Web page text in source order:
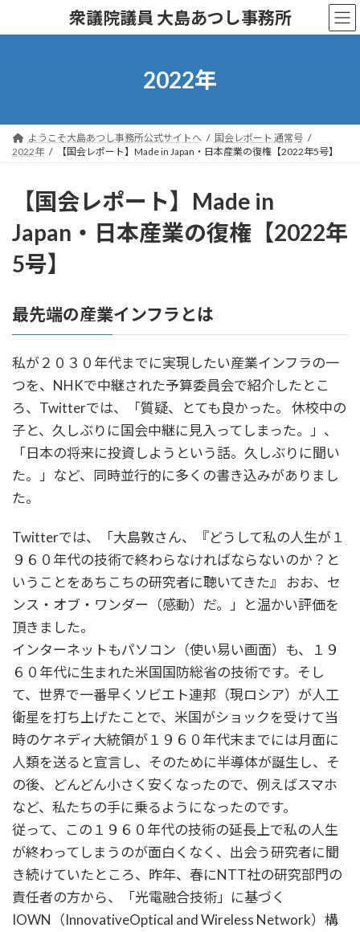
衆議院議員 大島あつし事務所
2022年
ようこそ大島あつし事務所公式サイトへ
国会レポート 通常号
2022年
【国会レポート】Made in Japan・日本産業の復権【2022年5号】
【国会レポート】Made in
Japan・日本産業の復権【2022年
5号】
最先端の産業インフラとは
私が２０３０年代までに実現したい産業インフラの一
つを、NHKで中継された予算委員会で紹介したとこ
ろ、Twitterでは、「質疑、とても良かった。 休校中の
子と、久しぶりに国会中継に見入ってしまった。」、
「日本の将来に投資しようという話。久しぶりに聞い
た。」など、同時並行的に多くの書き込みがありまし
た。
Twitterでは、「大島敦さん、『どうして私の人生が１
９６０年代の技術で終わらなければならないのか？と
いうことをあちこちの研究者に聴いてきた』 おお、セ
ンス・オブ・ワンダー（感動）だ。」と温かい評価を
頂きました。
インターネットもパソコン（使い易い画面）も、１９
６０年代に生まれた米国国防総省の技術です。そし
て、世界で一番早くソビエト連邦（現ロシア）が人工
衛星を打ち上げたことで、米国がショックを受けて当
時のケネディ大統領が１９６０年代末までには月面に
人類を送ると宣言し、そのために半導体が誕生し、そ
の後、どんどん小さく安くなったので、例えばスマホ
など、私たちの手に乗るようになったのです。
従って、この１９６０年代の技術の延長上で私の人生
が終わってしまうのが面白くなく、出会う研究者に聞
き続けていたところ、昨年、春にNTT社の研究部門の
責任者の方から、「光電融合技術」に基づく
IOWN（InnovativeOptical and Wireless Network）構